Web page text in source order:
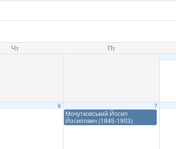
Чт Пт
6 7
Мочутковський Йосип
Йосипович (1845-1903)